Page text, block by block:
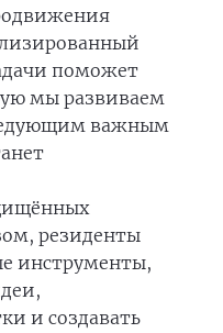
поможет
мы развиваем
важным
резиденты
инструменты,
и создавать